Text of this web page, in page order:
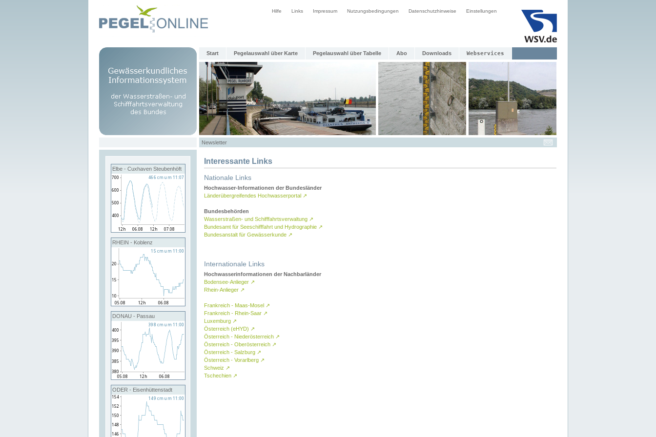
Hilfe Links Impressum Nutzungsbedingungen Datenschutzhinweise Einstellungen
Start Pegelauswahl über Karte Pegelauswahl über Tabelle Abo Downloads Webservices
Newsletter
Elbe - Cuxhaven Steubenhöft
RHEIN - Koblenz
DONAU - Passau
ODER - Eisenhüttenstadt
Interessante Links
Nationale Links
Hochwasser-Informationen der Bundesländer
Länderübergreifendes Hochwasserportal ↗
Bundesbehörden
Wasserstraßen- und Schifffahrtsverwaltung ↗
Bundesamt für Seeschifffahrt und Hydrographie ↗
Bundesanstalt für Gewässerkunde ↗
Internationale Links
Hochwasserinformationen der Nachbarländer
Bodensee-Anlieger ↗
Rhein-Anlieger ↗
Frankreich - Maas-Mosel ↗
Frankreich - Rhein-Saar ↗
Luxemburg ↗
Österreich (eHYD) ↗
Österreich - Niederösterreich ↗
Österreich - Oberösterreich ↗
Österreich - Salzburg ↗
Österreich - Vorarlberg ↗
Schweiz ↗
Tschechien ↗